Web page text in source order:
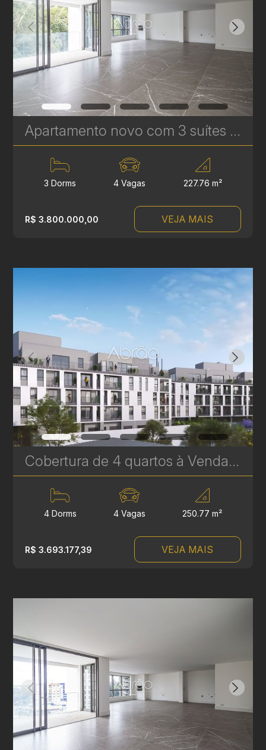
Apartamento novo com 3 suítes à venda no Ecoville em Curitiba - Signature - Plaenge | Ref. 1754
3 Dorms 4 Vagas 227.76 m²
R$ 3.800.000,00 VEJA MAIS
Cobertura de 4 quartos à Venda no Le Gris - Santa Felicidade - 250 m² Privativos | Ref. 1759
4 Dorms 4 Vagas 250.77 m²
R$ 3.693.177,39 VEJA MAIS